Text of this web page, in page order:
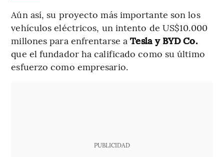
Aún así, su proyecto más importante son los
vehículos eléctricos, un intento de US$10.000
millones para enfrentarse aTesla y BYD Co.
que el fundador ha calificado como su último
esfuerzo como empresario.
PUBLICIDAD